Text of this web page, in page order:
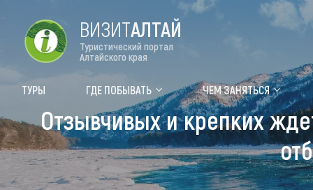
Форум VISIT ALTAI
Туры Где
ВИЗИТАЛТАЙ
Туристический портал
Алтайского края
ТУРЫ ГДЕ ПОБЫВАТЬ ЧЕМ ЗАНЯТЬСЯ
Отзывчивых и крепких